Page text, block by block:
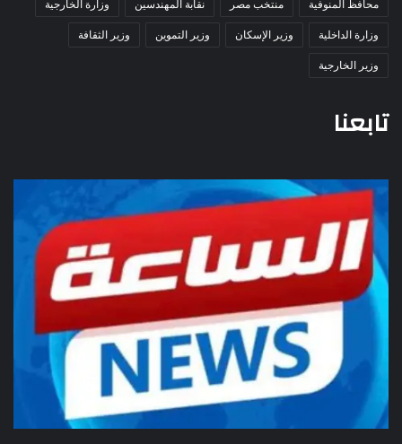
محافظ المنوفية
منتخب مصر نقابة المهندسين
وزارة الخارجية
وزارة الداخلية
وزير الإسكان وزير التموين
وزير الثقافة
وزير الخارجية
تابعنا